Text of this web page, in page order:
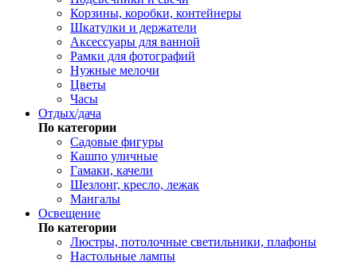
Корзины, коробки, контейнеры
Шкатулки и держатели
Аксессуары для ванной
Рамки для фотографий
Нужные мелочи
Цветы
Часы
Отдых/дача
По категории
Садовые фигуры
Кашпо уличные
Гамаки, качели
Шезлонг, кресло, лежак
Мангалы
Освещение
По категории
Люстры, потолочные светильники, плафоны
Настольные лампы